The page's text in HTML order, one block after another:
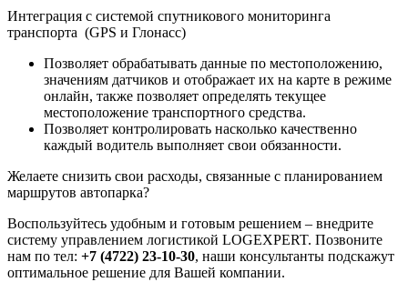
Интеграция с системой спутникового мониторинга
транспорта (GPS и Глонасс)
Позволяет обрабатывать данные по местоположению,
значениям датчиков и отображает их на карте в режиме
онлайн, также позволяет определять текущее
местоположение транспортного средства.
Позволяет контролировать насколько качественно
каждый водитель выполняет свои обязанности.
Желаете снизить свои расходы, связанные с планированием
маршрутов автопарка?
Воспользуйтесь удобным и готовым решением – внедрите
систему управлением логистикой LOGEXPERT. Позвоните
нам по тел: +7 (4722) 23-10-30, наши консультанты подскажут
оптимальное решение для Вашей компании.